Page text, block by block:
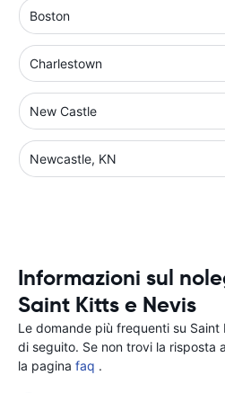
Boston
Charlestown
New Castle
Newcastle, KN
Informazioni sul
Saint Kitts e Nevis
Le domande più frequenti su
di seguito. Se non trovi la risposta
la pagina faq .